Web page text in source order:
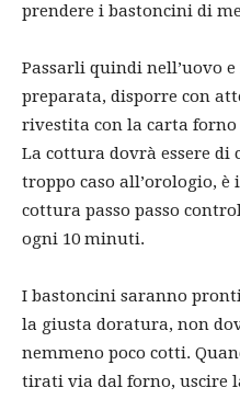
prendere i bastoncini di
Passarli quindi nell’uovo
preparata, disporre con
rivestita con la carta
La cottura dovrà essere di
troppo caso all’orologio,
cottura passo passo
ogni 10 minuti.
I bastoncini saranno
la giusta doratura, non
nemmeno poco cotti.
tirati via dal forno, uscire